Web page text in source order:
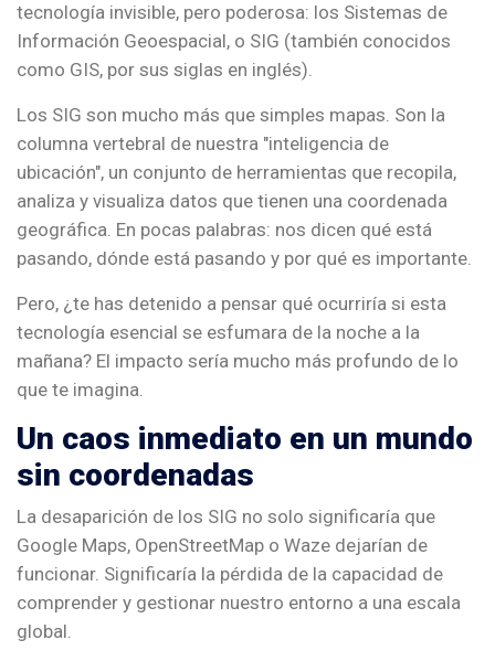
tecnología invisible, pero poderosa: los Sistemas de
Información Geoespacial, o SIG (también conocidos
como GIS, por sus siglas en inglés).
Los SIG son mucho más que simples mapas. Son la
columna vertebral de nuestra "inteligencia de
ubicación", un conjunto de herramientas que recopila,
analiza y visualiza datos que tienen una coordenada
geográfica. En pocas palabras: nos dicen qué está
pasando, dónde está pasando y por qué es importante.
Pero, ¿te has detenido a pensar qué ocurriría si esta
tecnología esencial se esfumara de la noche a la
mañana? El impacto sería mucho más profundo de lo
que te imagina.
Un caos inmediato en un mundo
sin coordenadas
La desaparición de los SIG no solo significaría que
Google Maps, OpenStreetMap o Waze dejarían de
funcionar. Significaría la pérdida de la capacidad de
comprender y gestionar nuestro entorno a una escala
global.